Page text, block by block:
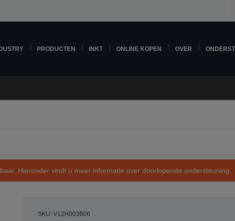
PRODUCTEN INKT ONLINE KOPEN OVER
Hieronder vindt u meer informatie over doorlopende ondersteuning.
SKU: V12H003B06